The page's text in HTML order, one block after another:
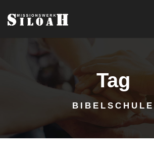
Tag
BIBELSCHULE